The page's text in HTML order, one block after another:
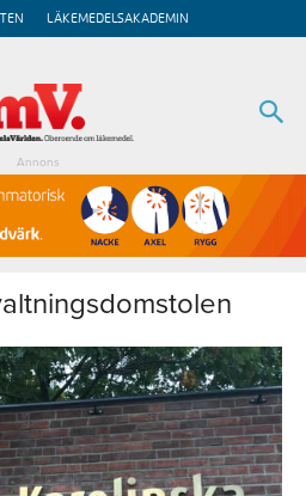
LÄKEMEDELSAKADEMIN
Annons